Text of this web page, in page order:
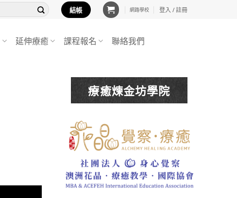
結帳 網路學校 登入 / 註冊
延伸療癒 課程報名 聯絡我們
療癒煉金坊學院